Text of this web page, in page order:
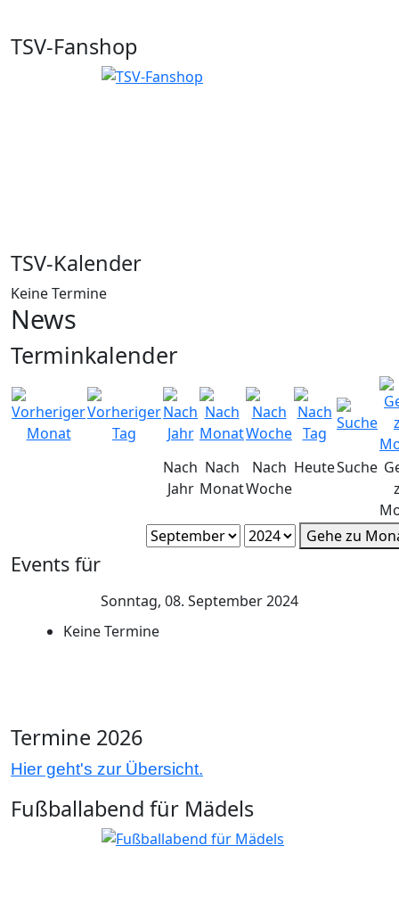
TSV-Fanshop
TSV-Kalender
Keine Termine
News
Terminkalender
Nach
Jahr
Nach
Monat
Nach
Woche
HeuteSuche
Gehe zu
Events für
Sonntag, 08. September 2024
Keine Termine
Termine 2026
Hier geht's zur Übersicht.
Fußballabend für Mädels